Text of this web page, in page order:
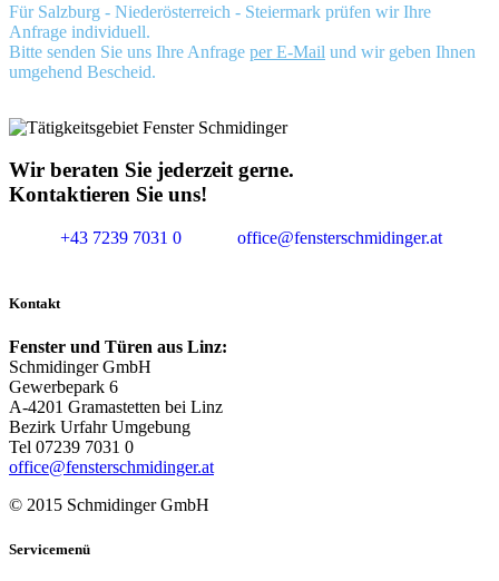
Für Salzburg - Niederösterreich - Steiermark prüfen wir Ihre
Anfrage individuell.
Bitte senden Sie uns Ihre Anfrage per E-Mail und wir geben Ihnen
umgehend Bescheid.
Wir beraten Sie jederzeit gerne.
Kontaktieren Sie uns!
+43 7239 7031 0 office@fensterschmidinger.at
Kontakt
Fenster und Türen aus Linz:
Schmidinger GmbH
Gewerbepark 6
A-4201 Gramastetten bei Linz
Bezirk Urfahr Umgebung
Tel 07239 7031 0
office@fensterschmidinger.at
© 2015 Schmidinger GmbH
Servicemenü